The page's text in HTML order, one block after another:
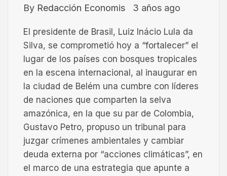
By Redacción Economis 3 años ago
El presidente de Brasil, Luiz Inácio Lula da
Silva, se comprometió hoy a “fortalecer” el
lugar de los países con bosques tropicales
en la escena internacional, al inaugurar en
la ciudad de Belém una cumbre con líderes
de naciones que comparten la selva
amazónica, en la que su par de Colombia,
Gustavo Petro, propuso un tribunal para
juzgar crímenes ambientales y cambiar
deuda externa por “acciones climáticas”, en
el marco de una estrategia que apunte a